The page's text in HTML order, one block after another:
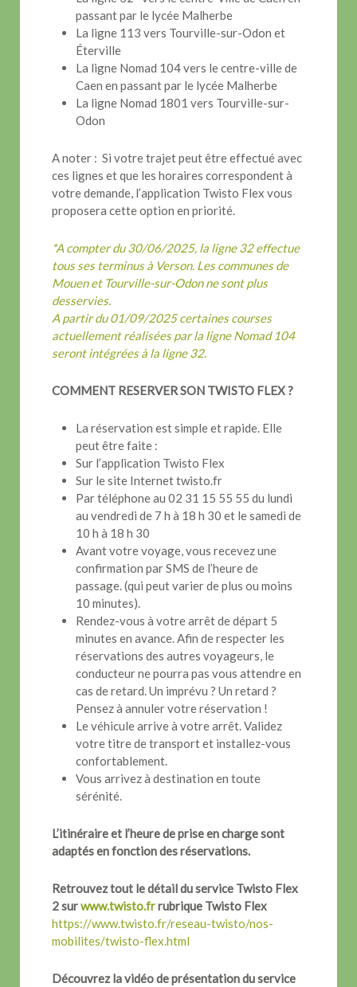
passant par le lycée Malherbe
La ligne 113 vers Tourville-sur-Odon et
Éterville
La ligne Nomad 104 vers le centre-ville de
Caen en passant par le lycée Malherbe
La ligne Nomad 1801 vers Tourville-sur-
Odon
A noter : Si votre trajet peut être effectué avec
ces lignes et que les horaires correspondent à
votre demande, l’application Twisto Flex vous
proposera cette option en priorité.
*A compter du 30/06/2025, la ligne 32 effectue
tous ses terminus à Verson. Les communes de
Mouen et Tourville-sur-Odon ne sont plus
desservies.
A partir du 01/09/2025 certaines courses
actuellement réalisées par la ligne Nomad 104
seront intégrées à la ligne 32.
COMMENT RESERVER SON TWISTO FLEX ?
La réservation est simple et rapide. Elle
peut être faite :
Sur l’application Twisto Flex
Sur le site Internet twisto.fr
Par téléphone au 02 31 15 55 55 du lundi
au vendredi de 7 h à 18 h 30 et le samedi de
10 h à 18 h 30
Avant votre voyage, vous recevez une
confirmation par SMS de l’heure de
passage. (qui peut varier de plus ou moins
10 minutes).
Rendez-vous à votre arrêt de départ 5
minutes en avance. Afin de respecter les
réservations des autres voyageurs, le
conducteur ne pourra pas vous attendre en
cas de retard. Un imprévu ? Un retard ?
Pensez à annuler votre réservation !
Le véhicule arrive à votre arrêt. Validez
votre titre de transport et installez-vous
confortablement.
Vous arrivez à destination en toute
sérénité.
L’itinéraire et l’heure de prise en charge sont
adaptés en fonction des réservations.
Retrouvez tout le détail du service Twisto Flex
2 surwww.twisto.frrubrique Twisto Flex
https://www.twisto.fr/reseau-twisto/nos-
mobilites/twisto-flex.html
Découvrez la vidéo de présentation du service